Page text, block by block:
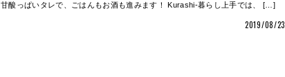
甘酸っぱいタレで、ごはんもお酒も進みます！ Kurashi-暮らし上手では、 […]
2019/08/23